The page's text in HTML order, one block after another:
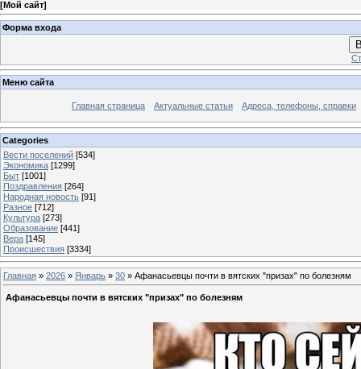
[Мой сайт]
Форма входа
Меню сайта
Главная страница Актуальные статьи Адреса, телефоны, справки
Categories
Вести поселений [534]
Экономика [1299]
Быт [1001]
Поздравления [264]
Народная новость [91]
Разное [712]
Культура [273]
Образование [441]
Вера [145]
Происшествия [3334]
Главная » 2026 » Январь » 30 » Афанасьевцы почти в вятских "призах" по болезням
Афанасьевцы почти в вятских "призах" по болезням